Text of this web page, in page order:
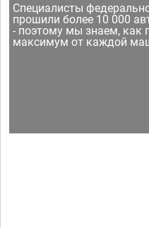
Специалисты
прошили более 10 000
- поэтому мы знаем, как
максимум от каждой